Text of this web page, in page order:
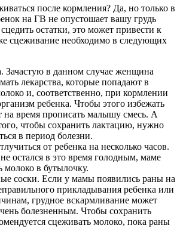
после кормления? Да, но только в
на ГВ не опустошает вашу грудь
остатки, это может привести к
сцеживание необходимо в следующих
Зачастую в данном случае женщина
лекарства, которые попадают в
и, соответственно, при кормлении
ребенка. Чтобы этого избежать
на время прописать малышу смесь. А
чтобы сохранить лактацию, нужно
в период болезни.
от ребенка на несколько часов.
остался в это время голодным, маме
молоко в бутылочку.
соски. Если у мамы появились раны на
прикладывания ребенка или
грудное вскармливание может
болезненным. Чтобы сохранить
сцеживать молоко, пока раны